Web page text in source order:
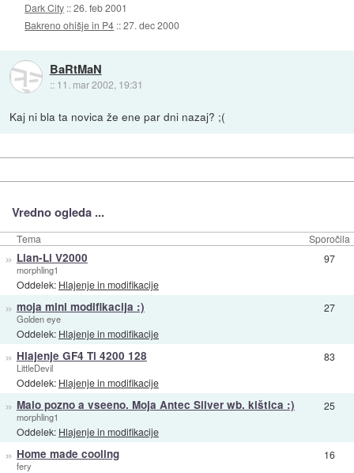
Dark City ::26. feb 2001
Bakreno ohišje in P4 ::27. dec 2000
BaRtMaN
:: 11. mar 2002, 19:31
Kaj ni bla ta novica že ene par dni nazaj? ;(
Vredno ogleda ...
Tema Sporočila
» Lian-Li V2000
morphling1
Oddelek: Hlajenje in modifikacije
97
» moja mini modifikacija :)
Golden eye
Oddelek: Hlajenje in modifikacije
27
» Hlajenje GF4 Ti 4200 128
LittleDevil
Oddelek: Hlajenje in modifikacije
83
» Malo pozno a vseeno. Moja Antec Silver wb. kištica :)
morphling1
Oddelek: Hlajenje in modifikacije
25
» Home made cooling
fery
16